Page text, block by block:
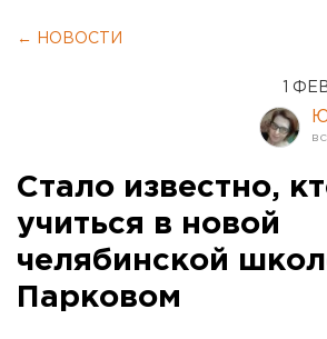
← НОВОСТИ
1
Стало известно,
учиться в новой
челябинской
Парковом